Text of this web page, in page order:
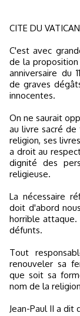
CITE DU
C'est avec
de la
anniversaire du
de graves
innocentes.
On ne saurait
au livre sacré
religion, ses
a droit au
dignité des
religieuse.
La nécessaire
doit d'abord
horrible attaque.
défunts.
Tout
renouveler sa
que soit sa
nom de la
Jean-Paul II a dit